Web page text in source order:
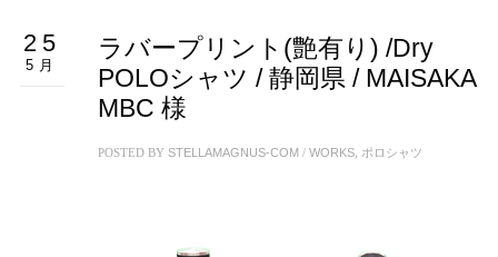
25
5月
ラバープリント(艶有り) /Dry
POLOシャツ / 静岡県 / MAISAKA
MBC 様
POSTED BY STELLAMAGNUS-COM/ WORKS, ポロシャツ